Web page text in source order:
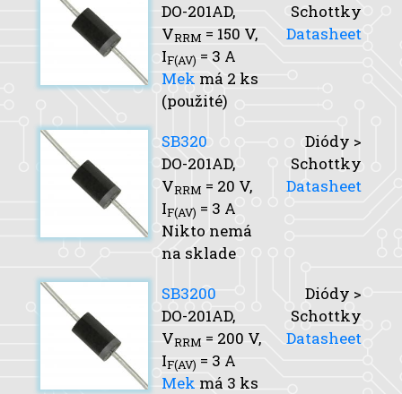
DO-201AD,
VRRM = 150 V,
IF(AV) = 3 A
Mek má 2 ks
(použité)
Schottky
Datasheet
SB320
DO-201AD,
VRRM = 20 V,
IF(AV) = 3 A
Nikto nemá
na sklade
Diódy >
Schottky
Datasheet
SB3200
DO-201AD,
VRRM = 200 V,
IF(AV) = 3 A
Mek má 3 ks
Diódy >
Schottky
Datasheet